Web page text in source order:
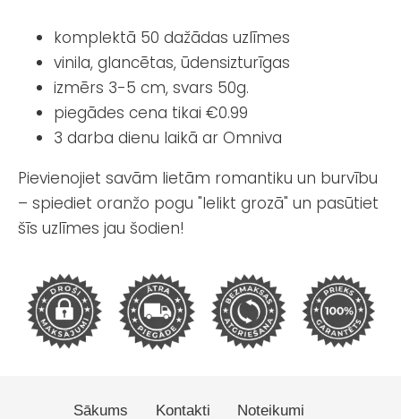
komplektā 50 dažādas uzlīmes
vinila, glancētas, ūdensizturīgas
izmērs 3-5 cm, svars 50g.
piegādes cena tikai €0.99
3 darba dienu laikā ar Omniva
Pievienojiet savām lietām romantiku un burvību
– spiediet oranžo pogu "Ielikt grozā" un pasūtiet
šīs uzlīmes jau šodien!
Sākums Kontakti Noteikumi